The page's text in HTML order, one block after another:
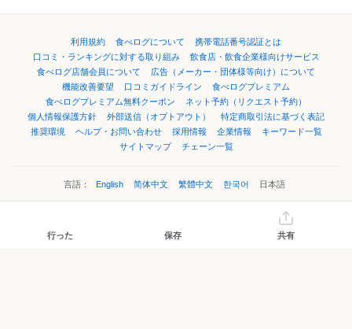
利用規約 食べログについて
携帯電話番号認証とは
口コミ・ランキングに対する取り組み
飲食店・飲食企業様向けサービス
食べログ店舗会員について
広告（メーカー・団体様等向け）について
機能改善要望
口コミガイドライン
食べログプレミアム
食べログプレミアム無料クーポン
ネット予約（リクエスト予約）
個人情報保護方針
外部送信（オプトアウト）
特定商取引法に基づく表記
推奨環境
ヘルプ・お問い合わせ 採用情報 企業情報
キーワード一覧
サイトマップ
チェーン一覧
言語： English 简体中文 繁體中文 한국어 日本語
©Kakaku.com, Inc.
行った
保存 共有